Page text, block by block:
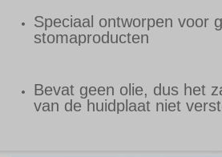
Speciaal ontworpen voor
stomaproducten
Bevat geen olie, dus het
van de huidplaat niet